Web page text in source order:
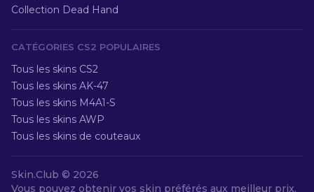
Collection Dead Hand
CATÉGORIES CS2 POPULAIRES
Tous les skins CS2
Tous les skins AK-47
Tous les skins M4A1-S
Tous les skins AWP
Tous les skins de couteaux
Skin.Club © 2026
Vous pouvez obtenir vos skin préférés aux meilleur prix.